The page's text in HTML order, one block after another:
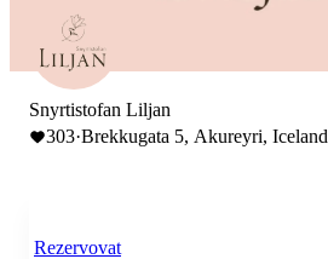
Snyrtistofan Liljan
303·Brekkugata 5, Akureyri, Iceland
Rezervovat